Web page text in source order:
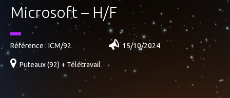
Microsoft – H/F
Référence : ICM/92 15/10/2024
Puteaux (92) + Télétravail